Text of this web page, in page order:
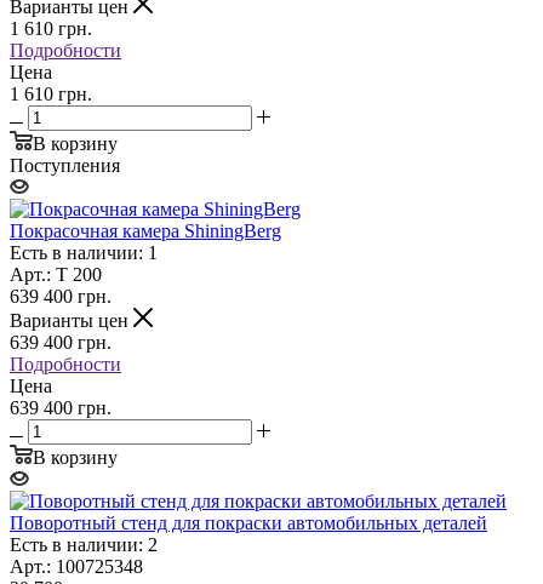
Варианты цен
1 610 грн.
Подробности
Цена
1 610 грн.
В корзину
Поступления
Покрасочная камера ShiningBerg
Есть в наличии: 1
Арт.: T 200
639 400 грн.
Варианты цен
639 400 грн.
Подробности
Цена
639 400 грн.
В корзину
Поворотный стенд для покраски автомобильных деталей
Есть в наличии: 2
Арт.: 100725348